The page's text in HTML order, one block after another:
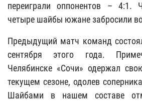
переиграли оппонентов – 4:1.
четыре шайбы южане забросили
Предыдущий матч команд
сентября этого года.
Челябинске «Сочи» одержал
текущем сезоне, одолев
Шайбами в нашем составе